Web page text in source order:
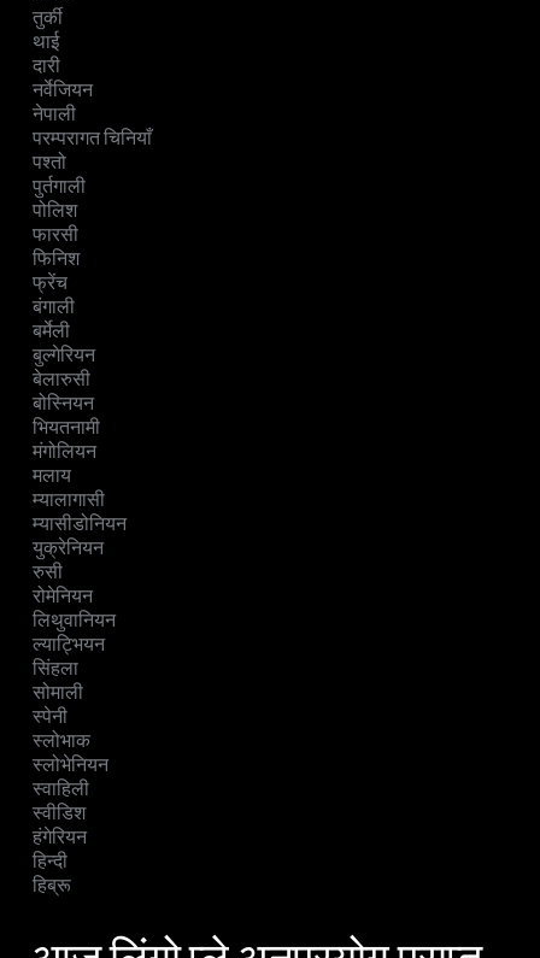
तुर्की
थाई
दारी
नर्वेजियन
नेपाली
परम्परागत चिनियाँ
पश्तो
पुर्तगाली
पोलिश
फारसी
फिनिश
फ्रेंच
बंगाली
बर्मेली
बुल्गेरियन
बेलारुसी
बोस्नियन
भियतनामी
मंगोलियन
मलाय
म्यालागासी
म्यासीडोनियन
युक्रेनियन
रुसी
रोमेनियन
लिथुवानियन
ल्याट्भियन
सिंहला
सोमाली
स्पेनी
स्लोभाक
स्लोभेनियन
स्वाहिली
स्वीडिश
हंगेरियन
हिन्दी
हिब्रू